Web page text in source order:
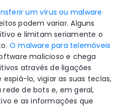
um vírus ou malware
podem variar. Alguns
e limitam seriamente o
O malware para telemóveis
malicioso e chega
através de ligações
lo, vigiar as suas teclas,
de bots e, em geral,
e as informações que